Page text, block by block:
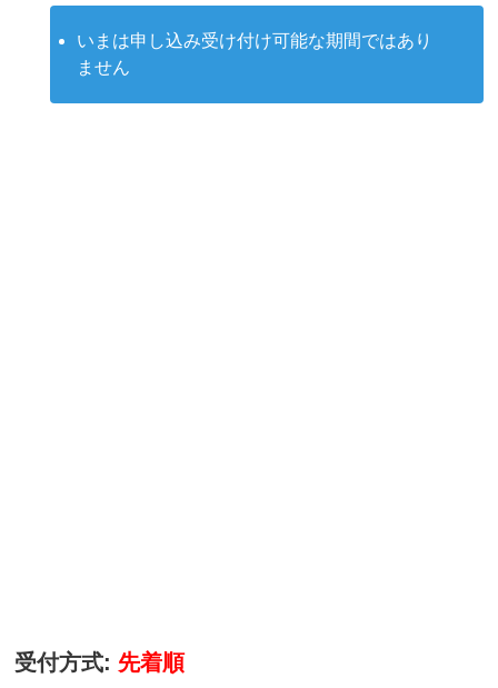
いまは申し込み受け付け可能な期間ではあり
ません
受付方式: 先着順